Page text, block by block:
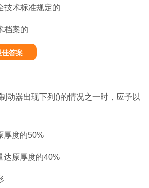
技术标准规定的
档案的
答案
动器出现下列()的情况之一时，应予以
厚度的50%
达原厚度的40%